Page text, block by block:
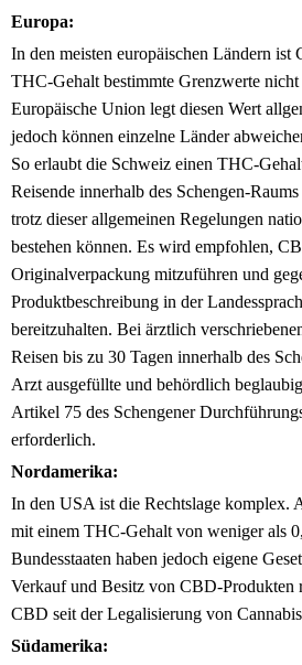
Europa:
In den meisten europäischen Ländern ist
THC-Gehalt bestimmte Grenzwerte
Europäische Union legt diesen Wert
jedoch können einzelne Länder
So erlaubt die Schweiz einen THC-
Reisende innerhalb des Schengen-
trotz dieser allgemeinen Regelungen
bestehen können. Es wird empfohlen,
Originalverpackung mitzuführen und
Produktbeschreibung in der
bereitzuhalten. Bei ärztlich
Reisen bis zu 30 Tagen innerhalb des
Arzt ausgefüllte und behördlich
Artikel 75 des Schengener
erforderlich.
Nordamerika:
In den USA ist die Rechtslage komplex.
mit einem THC-Gehalt von weniger als
Bundesstaaten haben jedoch eigene
Verkauf und Besitz von CBD-Produkten
CBD seit der Legalisierung von
Südamerika: